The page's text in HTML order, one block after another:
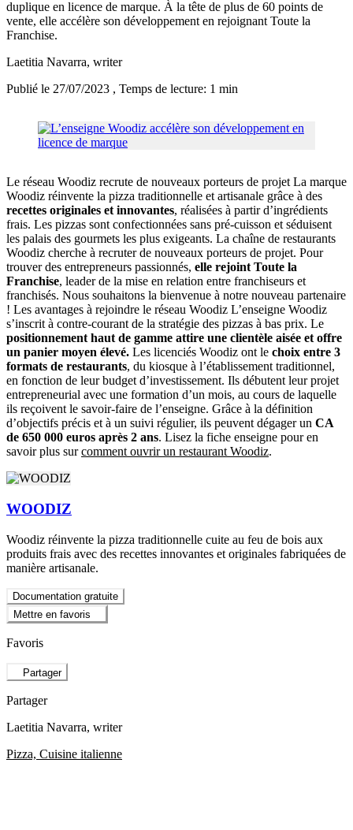
duplique en licence de marque. À la tête de plus de 60 points de
vente, elle accélère son développement en rejoignant Toute la
Franchise.
Laetitia Navarra, writer
Publié le 27/07/2023 , Temps de lecture: 1 min
Le réseau Woodiz recrute de nouveaux porteurs de projet La marque
Woodiz réinvente la pizza traditionnelle et artisanale grâce à des
recettes originales et innovantes, réalisées à partir d’ingrédients
frais. Les pizzas sont confectionnées sans pré-cuisson et séduisent
les palais des gourmets les plus exigeants. La chaîne de restaurants
Woodiz cherche à recruter de nouveaux porteurs de projet. Pour
trouver des entrepreneurs passionnés, elle rejoint Toute la
Franchise, leader de la mise en relation entre franchiseurs et
franchisés. Nous souhaitons la bienvenue à notre nouveau partenaire
! Les avantages à rejoindre le réseau Woodiz L’enseigne Woodiz
s’inscrit à contre-courant de la stratégie des pizzas à bas prix. Le
positionnement haut de gamme attire une clientèle aisée et offre
un panier moyen élevé. Les licenciés Woodiz ont le choix entre 3
formats de restaurants, du kiosque à l’établissement traditionnel,
en fonction de leur budget d’investissement. Ils débutent leur projet
entrepreneurial avec une formation d’un mois, au cours de laquelle
ils reçoivent le savoir-faire de l’enseigne. Grâce à la définition
d’objectifs précis et à un suivi régulier, ils peuvent dégager un CA
de 650 000 euros après 2 ans. Lisez la fiche enseigne pour en
savoir plus surcomment ouvrir un restaurant Woodiz.
WOODIZ
Woodiz réinvente la pizza traditionnelle cuite au feu de bois aux
produits frais avec des recettes innovantes et originales fabriquées de
manière artisanale.
Documentation gratuite
Mettre en favoris
Favoris
Partager
Partager
Laetitia Navarra, writer
Pizza, Cuisine italienne